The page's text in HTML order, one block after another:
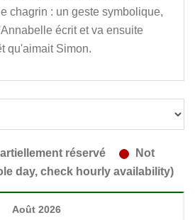
chagrin : un geste symbolique,
écrit et va ensuite
qu'aimait Simon.
réservé
Not
day, check hourly availability)
Août 2026